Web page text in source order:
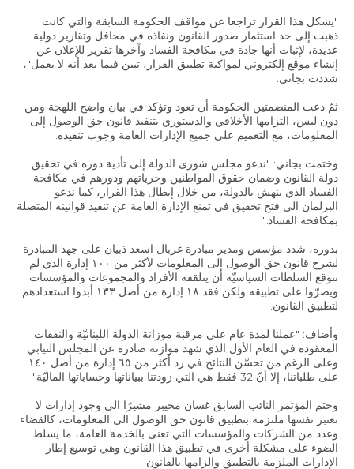
"يشكل هذا القرار تراجعا عن مواقف الحكومة السابقة والتي كانت
ذهبت إلى حد استثمار صدور القانون ونفاذه في محافل وتقارير دولية
عديدة، لإثبات أنها جادة في مكافحة الفساد وآخرها تقرير للإعلان عن
إنشاء موقع إلكتروني لمواكبة تطبيق القرار، تبين فيما بعد أنه لا يعمل"،
شددت بجاني.
ثمّ دعت المنضمتين الحكومة أن تعود وتؤكد في بيان واضح اللهجة ومن
دون لبس، التزامها الأخلاقي والدستوري بتنفيذ قانون حق الوصول إلى
المعلومات، مع التعميم على جميع الإدارات العامة وجوب تنفيذه.
وختمت بجاني: "ندعو مجلس شورى الدولة إلى تأدية دوره في تحقيق
دولة القانون وضمان حقوق المواطنين وحرياتهم ودورهم في مكافحة
الفساد الذي ينهش بالدولة، من خلال إبطال هذا القرار، كما ندعو
البرلمان الى فتح تحقيق في تمنع الإدارة العامة عن تنفيذ قوانينه المتصلة
بمكافحة الفساد."
بدوره، شدد مؤسس ومدير مبادرة غربال اسعد ذبيان على جهد المبادرة
لشرح قانون حق الوصول إلى المعلومات لأكثر من ١٠٠ إدارة الذي لم
تتوقع السلطات السياسيّة أن يتلقفه الأفراد والمجموعات والمؤسسات
ويصرّوا على تطبيقه ولكن فقد ١٨ إدارة من أصل ١٣٣ أبدوا استعدادهم
لتطبيق القانون.
وأضاف: "عملنا لمدة عام على مرقبة موزانة الدولة اللبنانيّة والنفقات
المعقودة في العام الأول الذي شهد موازنة صادرة عن المجلس النيابي
وعلى الرغم من تحسّن النتائج في رد أكثر من ٦٥ إدارة من أصل ١٤٠
على طلباتنا، إلا أنّ 32 فقط هي التي زودتنا ببياناتها وحساباتها الماليّة."
وختم المؤتمر النائب السابق غسان مخيبر مشيرًا الى وجود إدارات لا
تعتبر نفسها ملتزمة بتطبيق قانون حق الوصول الى المعلومات، كالقضاء
وعدد من الشركات والمؤسسات التي تعنى بالخدمة العامة، ما يسلط
الضوء على مشكلة أخرى في تطبيق هذا القانون وهي توسيع إطار
الإدارات الملزمة بالتطبيق والزامها بالقانون.